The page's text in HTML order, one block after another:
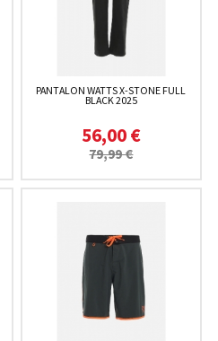
PANTALON WATTS X-STONE FULL
BLACK 2025
56,00 €
79,99 €